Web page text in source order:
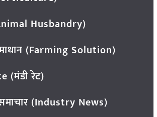
Husbandry)
(Farming Solution)
(मंडी रेट)
(Industry News)